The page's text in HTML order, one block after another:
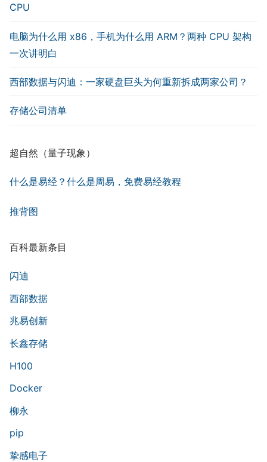
CPU
电脑为什么用 x86，手机为什么用 ARM？两种 CPU 架构
一次讲明白
西部数据与闪迪：一家硬盘巨头为何重新拆成两家公司？
存储公司清单
超自然（量子现象）
什么是易经？什么是周易，免费易经教程
推背图
百科最新条目
闪迪
西部数据
兆易创新
长鑫存储
H100
Docker
柳永
pip
挚感电子